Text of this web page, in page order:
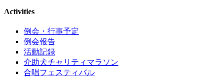
Activities
例会・行事予定
例会報告
活動記録
介助犬チャリティマラソン
合唱フェスティバル